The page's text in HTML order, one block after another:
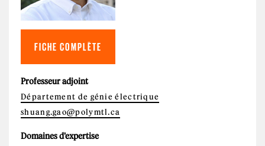
FICHE COMPLÈTE
Professeur adjoint
Département de génie électrique
shuang.gao@polymtl.ca
Domaines d'expertise